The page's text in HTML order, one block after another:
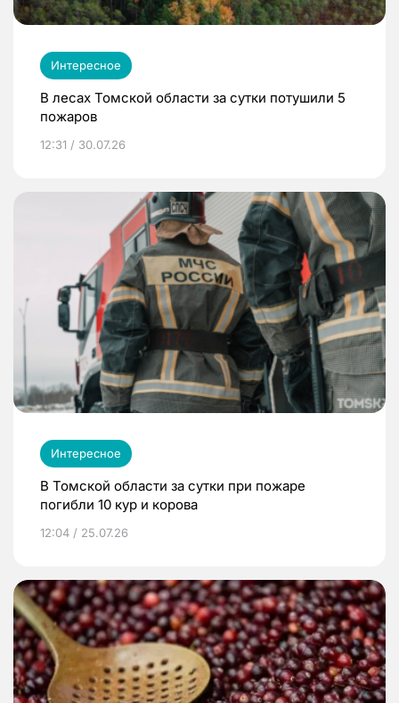
Интересное
В лесах Томской области за сутки потушили 5
пожаров
12:31 / 30.07.26
Интересное
В Томской области за сутки при пожаре
погибли 10 кур и корова
12:04 / 25.07.26